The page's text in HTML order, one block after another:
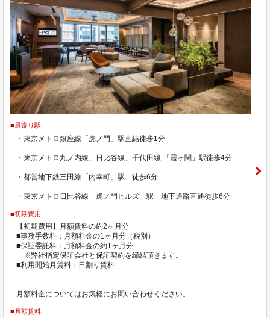
■最寄り駅
・東京メトロ銀座線「虎ノ門」駅直結徒歩1分
・東京メトロ丸ノ内線、日比谷線、千代田線 「霞ヶ関」駅徒歩4分
・都営地下鉄三田線「内幸町」駅 徒歩6分
・東京メトロ日比谷線「虎ノ門ヒルズ」駅 地下通路直通徒歩6分
■初期費用
【初期費用】月額賃料の約2ヶ月分
■事務手数料：月額料金の1ヶ月分（税別）
■保証委託料：月額料金の約1ヶ月分
※弊社指定保証会社と保証契約を締結頂きます。
■利用開始月賃料：日割り賃料
月額料金についてはお気軽にお問い合わせください。
■月額賃料